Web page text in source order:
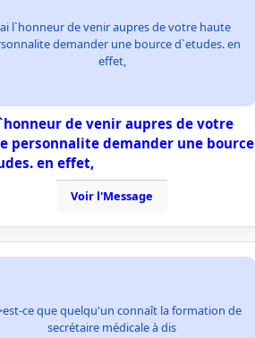
l`honneur de venir aupres de votre haute
demander une bource d`etudes. en
effet,
de venir aupres de votre
personnalite demander une bource
en effet,
Voir l'Message
ce que quelqu'un connaît la formation de
secrétaire médicale à dis